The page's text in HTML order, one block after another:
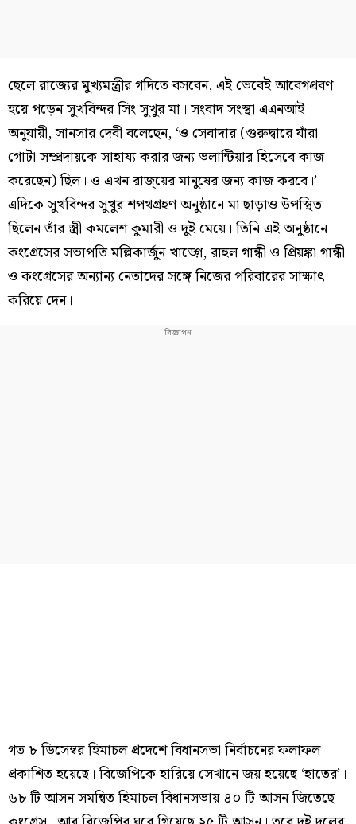
ছেলে রাজ্যের মুখ্যমন্ত্রীর গদিতে বসবেন, এই ভেবেই আবেগপ্রবণ
হয়ে পড়েন সুখবিন্দর সিং সুখুর মা। সংবাদ সংস্থা এএনআই
অনুযায়ী, সানসার দেবী বলেছেন, ‘ও সেবাদার (গুরুদ্বারে যাঁরা
গোটা সম্প্রদায়কে সাহায্য করার জন্য ভলান্টিয়ার হিসেবে কাজ
করেছেন) ছিল। ও এখন রাজ্য়ের মানুষের জন্য কাজ করবে।’
এদিকে সুখবিন্দর সুখুর শপথগ্রহণ অনুষ্ঠানে মা ছাড়াও উপস্থিত
ছিলেন তাঁর স্ত্রী কমলেশ কুমারী ও দুই মেয়ে। তিনি এই অনুষ্ঠানে
কংগ্রেসের সভাপতি মল্লিকার্জুন খাড়্গে, রাহুল গান্ধী ও প্রিয়ঙ্কা গান্ধী
ও কংগ্রেসের অন্যান্য নেতাদের সঙ্গে নিজের পরিবারের সাক্ষাৎ
করিয়ে দেন।
গত ৮ ডিসেম্বর হিমাচল প্রদেশে বিধানসভা নির্বাচনের ফলাফল
প্রকাশিত হয়েছে। বিজেপিকে হারিয়ে সেখানে জয় হয়েছে ‘হাতের’।
৬৮ টি আসন সমন্বিত হিমাচল বিধানসভায় ৪০ টি আসন জিতেছে